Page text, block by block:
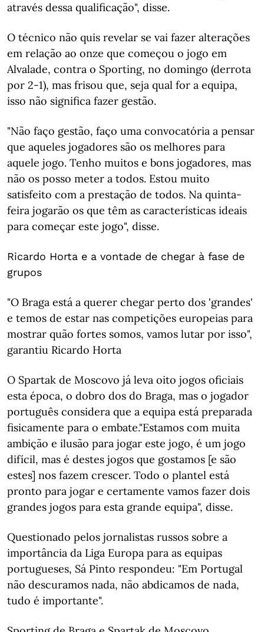
através dessa qualificação", disse.
O técnico não quis revelar se vai fazer alterações
em relação ao onze que começou o jogo em
Alvalade, contra o Sporting, no domingo (derrota
por 2-1), mas frisou que, seja qual for a equipa,
isso não significa fazer gestão.
"Não faço gestão, faço uma convocatória a pensar
que aqueles jogadores são os melhores para
aquele jogo. Tenho muitos e bons jogadores, mas
não os posso meter a todos. Estou muito
satisfeito com a prestação de todos. Na quinta-
feira jogarão os que têm as características ideais
para começar este jogo", disse.
Ricardo Horta e a vontade de chegar à fase de
grupos
"O Braga está a querer chegar perto dos 'grandes'
e temos de estar nas competições europeias para
mostrar quão fortes somos, vamos lutar por isso",
garantiu Ricardo Horta
O Spartak de Moscovo já leva oito jogos oficiais
esta época, o dobro dos do Braga, mas o jogador
português considera que a equipa está preparada
fisicamente para o embate."Estamos com muita
ambição e ilusão para jogar este jogo, é um jogo
difícil, mas é destes jogos que gostamos [e são
estes] nos fazem crescer. Todo o plantel está
pronto para jogar e certamente vamos fazer dois
grandes jogos para esta grande equipa", disse.
Questionado pelos jornalistas russos sobre a
importância da Liga Europa para as equipas
portugueses, Sá Pinto respondeu: "Em Portugal
não descuramos nada, não abdicamos de nada,
tudo é importante".